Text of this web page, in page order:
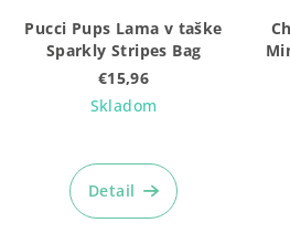
Pucci Pups Lama v taške
Sparkly Stripes Bag
€15,96
Skladom
Detail